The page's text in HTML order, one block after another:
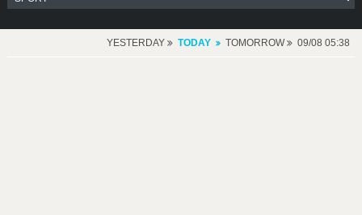
YESTERDAY TODAY TOMORROW 09/08 05:38